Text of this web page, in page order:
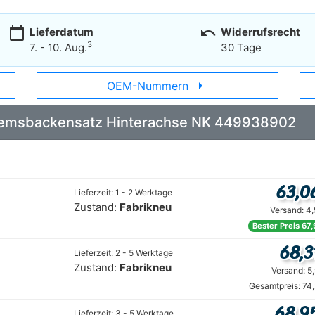
calendar_today Lieferdatum
7. - 10. Aug.3
undo Widerrufsrecht
30 Tage
OEM-Nummern arrow_right
Hinterachse NK 449938902
Lieferzeit: 1 - 2 Werktage
Zustand: Fabrikneu Versand:
Bester Preis
Lieferzeit: 2 - 5 Werktage
Zustand: Fabrikneu Versand:
Gesamtpreis: